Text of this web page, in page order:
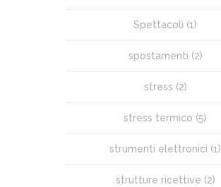
Spettacoli (1)
spostamenti (2)
stress (2)
stress termico (5)
strumenti elettronici (1)
strutture ricettive (2)